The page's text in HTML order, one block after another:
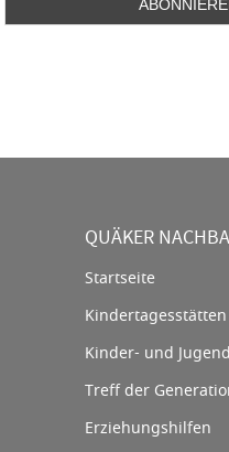
QUÄKER
Startseite
Kindertagesstätten
Kinder- und
Treff der
Erziehungshilfen